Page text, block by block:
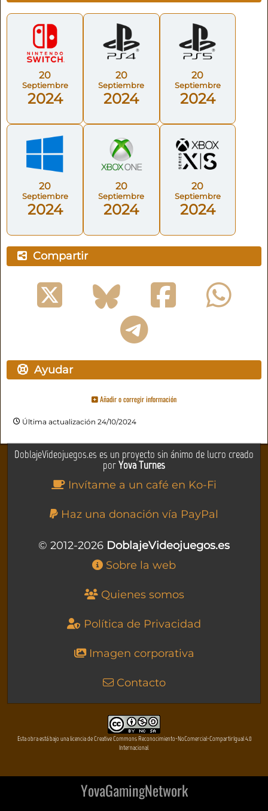
20
Septiembre
2024
20
Septiembre
2024
20
Septiembre
2024
20
Septiembre
2024
20
Septiembre
2024
20
Septiembre
2024
Compartir
Ayudar
Añadir o corregir información
Última actualización 24/10/2024
DoblajeVideojuegos.es es un proyecto sin ánimo de lucro creado
porYova Turnes
Invítame a un café en Ko-Fi
Haz una donación vía PayPal
© 2012-2026 DoblajeVideojuegos.es
Sobre la web
Quienes somos
Política de Privacidad
Imagen corporativa
Contacto
Esta obra está bajo una licencia de Creative Commons Reconocimiento-NoComercial-CompartirIgual 4.0
Internacional
YovaGamingNetwork